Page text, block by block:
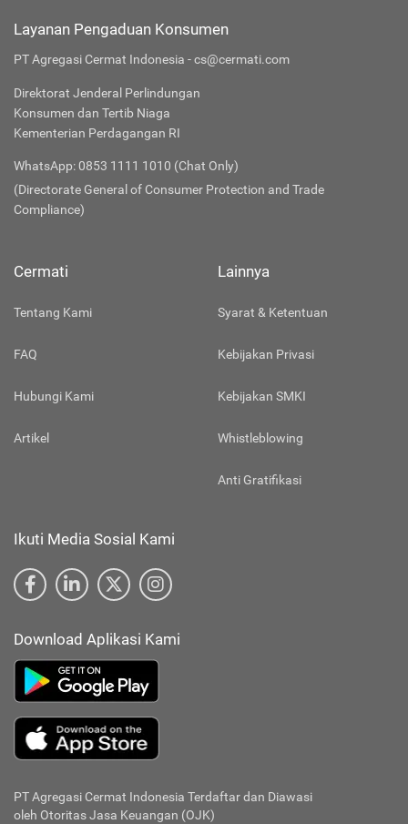
Layanan Pengaduan Konsumen
PT Agregasi Cermat Indonesia - cs@cermati.com
Direktorat Jenderal Perlindungan
Konsumen dan Tertib Niaga
Kementerian Perdagangan RI
WhatsApp: 0853 1111 1010 (Chat Only)
(Directorate General of Consumer Protection and Trade
Compliance)
Cermati
Tentang Kami
FAQ
Hubungi Kami
Artikel
Lainnya
Syarat & Ketentuan
Kebijakan Privasi
Kebijakan SMKI
Whistleblowing
Anti Gratifikasi
Ikuti Media Sosial Kami
Download Aplikasi Kami
PT Agregasi Cermat Indonesia Terdaftar dan Diawasi
oleh Otoritas Jasa Keuangan (OJK)